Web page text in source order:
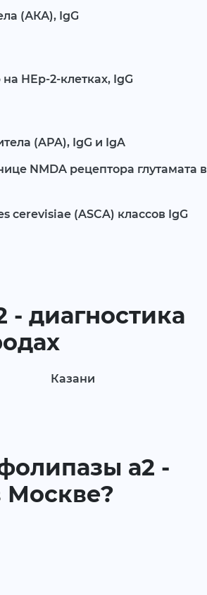
(АКА), IgG
HEp-2-клетках, IgG
(APA), IgG и IgA
NMDA рецептора глутамата в
cerevisiae (ASCA) классов IgG
- диагностика
Казани
а2 -
Москве?